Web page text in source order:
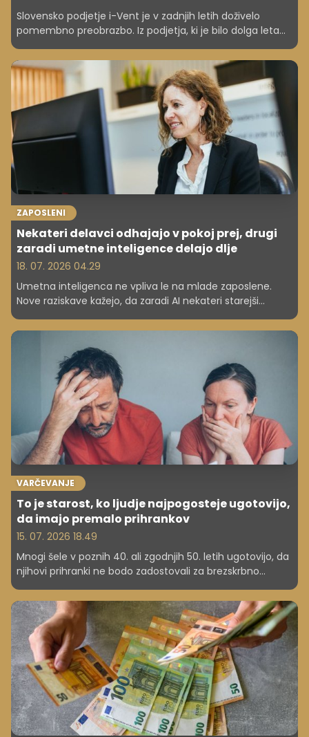
Slovensko podjetje i-Vent je v zadnjih letih doživelo
pomembno preobrazbo. Iz podjetja, ki je bilo dolga leta
prepoznavno predvsem kot ponudnik in distributer
decentraliziranih prezračevalnih rešitev, se je razvilo v
razvojnega partnerja ene večjih evropskih skupin na
področju prezračevanja, Skupine Volution. Danes je
njegova ključna naloga razvoj novih tehnologij in rešitev
za mednarodne trge.
ZAPOSLENI
Nekateri delavci odhajajo v pokoj prej, drugi
zaradi umetne inteligence delajo dlje
18. 07. 2026 04.29
Umetna inteligenca ne vpliva le na mlade zaposlene.
Nove raziskave kažejo, da zaradi AI nekateri starejši
delavci hitreje zapuščajo trg dela, drugi pa podaljšujejo
kariero.
VARČEVANJE
To je starost, ko ljudje najpogosteje ugotovijo,
da imajo premalo prihrankov
15. 07. 2026 18.49
Mnogi šele v poznih 40. ali zgodnjih 50. letih ugotovijo, da
njihovi prihranki ne bodo zadostovali za brezskrbno
upokojitev. Zakaj se to zgodi in kaj lahko še storite?